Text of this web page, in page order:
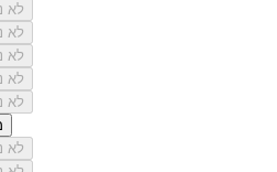
לא
לא
לא
לא
לא
לא